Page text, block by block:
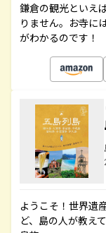
鎌倉の観光といえ
りません。お寺に
がわかるのです！
ようこそ！世界遺
ど、島の人が教え